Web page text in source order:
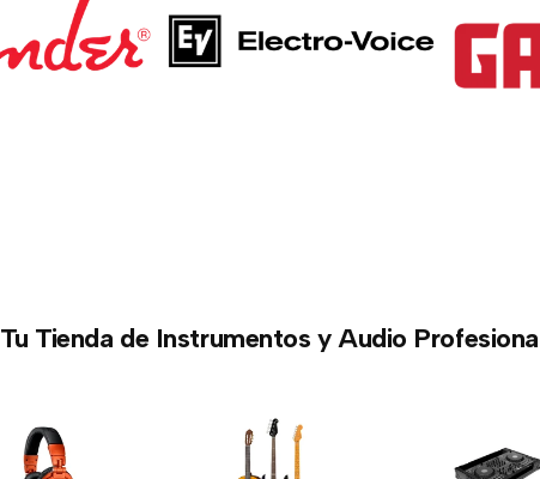
Tu Tienda de Instrumentos y Audio